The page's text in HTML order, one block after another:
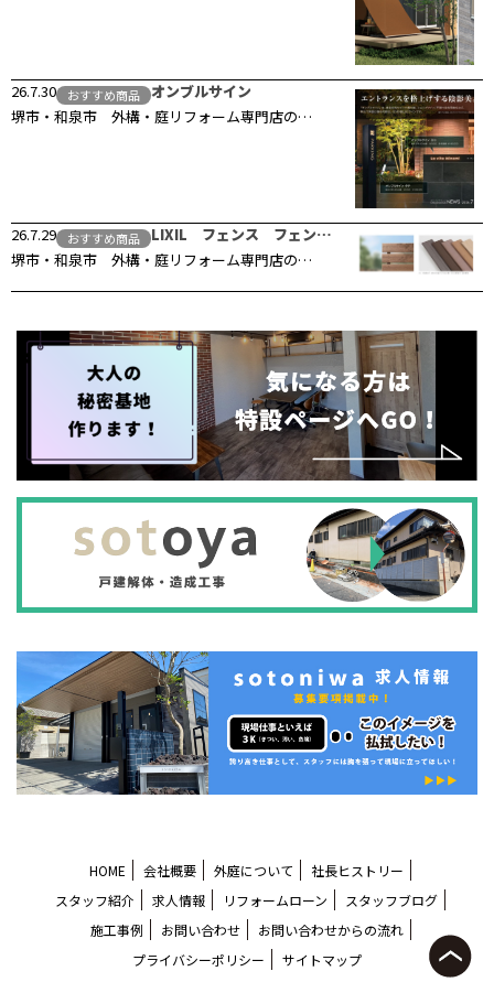
26.7.30 おすすめ商品
オンブルサイン
堺市・和泉市 外構・庭リフォーム専門店の…
26.7.29 おすすめ商品
LIXIL フェンス フェン…
堺市・和泉市 外構・庭リフォーム専門店の…
HOME 会社概要 外庭について
社長ヒストリー
スタッフ紹介
求人情報 リフォームローン
スタッフブログ
施工事例
お問い合わせ
お問い合わせからの流れ
プライバシーポリシー
サイトマップ